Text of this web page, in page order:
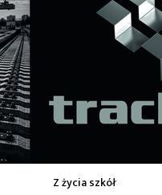
Z życia miasta
Kultura
Z życia szkół